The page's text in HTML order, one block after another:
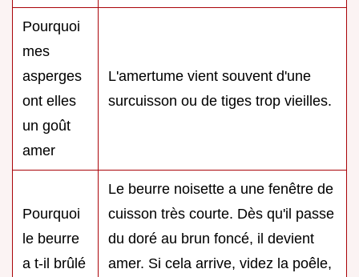
Pourquoi
mes
asperges
ont elles
un goût
amer
L'amertume vient souvent d'une
surcuisson ou de tiges trop vieilles.
Pourquoi
le beurre
a t-il brûlé
Le beurre noisette a une fenêtre de
cuisson très courte. Dès qu'il passe
du doré au brun foncé, il devient
amer. Si cela arrive, videz la poêle,